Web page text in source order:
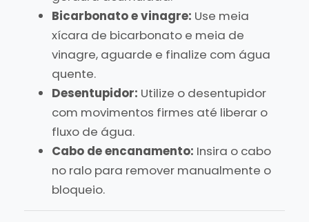
Bicarbonato e vinagre: Use meia
xícara de bicarbonato e meia de
vinagre, aguarde e finalize com água
quente.
Desentupidor: Utilize o desentupidor
com movimentos firmes até liberar o
fluxo de água.
Cabo de encanamento: Insira o cabo
no ralo para remover manualmente o
bloqueio.